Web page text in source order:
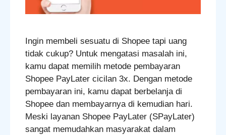
Ingin membeli sesuatu di Shopee tapi uang
tidak cukup? Untuk mengatasi masalah ini,
kamu dapat memilih metode pembayaran
Shopee PayLater cicilan 3x. Dengan metode
pembayaran ini, kamu dapat berbelanja di
Shopee dan membayarnya di kemudian hari.
Meski layanan Shopee PayLater (SPayLater)
sangat memudahkan masyarakat dalam